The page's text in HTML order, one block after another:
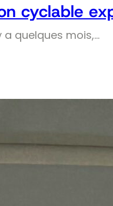
cyclable
a quelques mois,…